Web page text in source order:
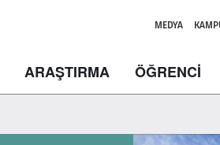
MEDYA
ARAŞTIRMA ÖĞRENCİ